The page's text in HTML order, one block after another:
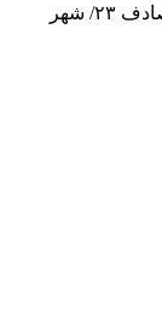
أسئلة المسابقة للإسبوع السابع عشر المصادف ٢٣/ شهر